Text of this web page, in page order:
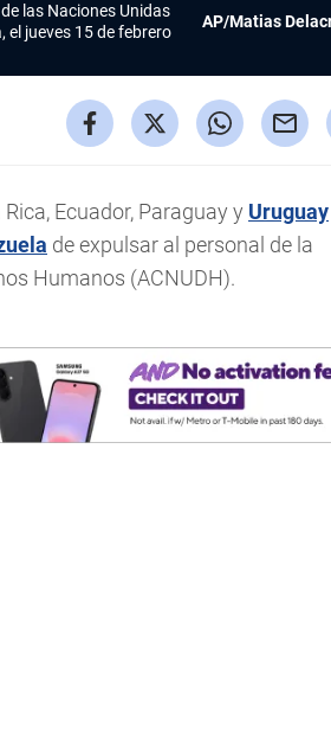
las Naciones Unidas
el jueves 15 de febrero
AP/Matias
Ecuador, Paraguay y Uruguay
de expulsar al personal de la
Humanos (ACNUDH).